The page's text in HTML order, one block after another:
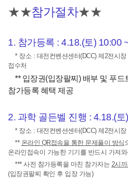
★★참가절차★★
1. 참가등록 : 4.18.(토) 10:00
* 장소 : 대전컨벤션센터(DCC) 제2전시
접수처
** 입장권(입장팔찌) 배부 및 푸드
참가등록 혜택 제공
2. 과학 골든벨 진행 : 4.18.(토
* 장소 : 대전컨벤션센터(DCC) 제2전시
** 온라인 QR접속을 통한 문제풀이 방식
온라인접속이 가능한 기기를 반드시 가져
*** 사전 참가등록을 마친 참가자는 2시
(입장권팔찌 확인 후 입장 가능)